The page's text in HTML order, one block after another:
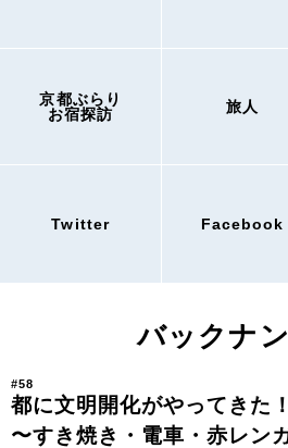
京都ぶらり
お宿探訪
旅人
Twitter Facebook
バックナ
#58
都に文明開化がやってきた！
〜すき焼き・電車・赤レン